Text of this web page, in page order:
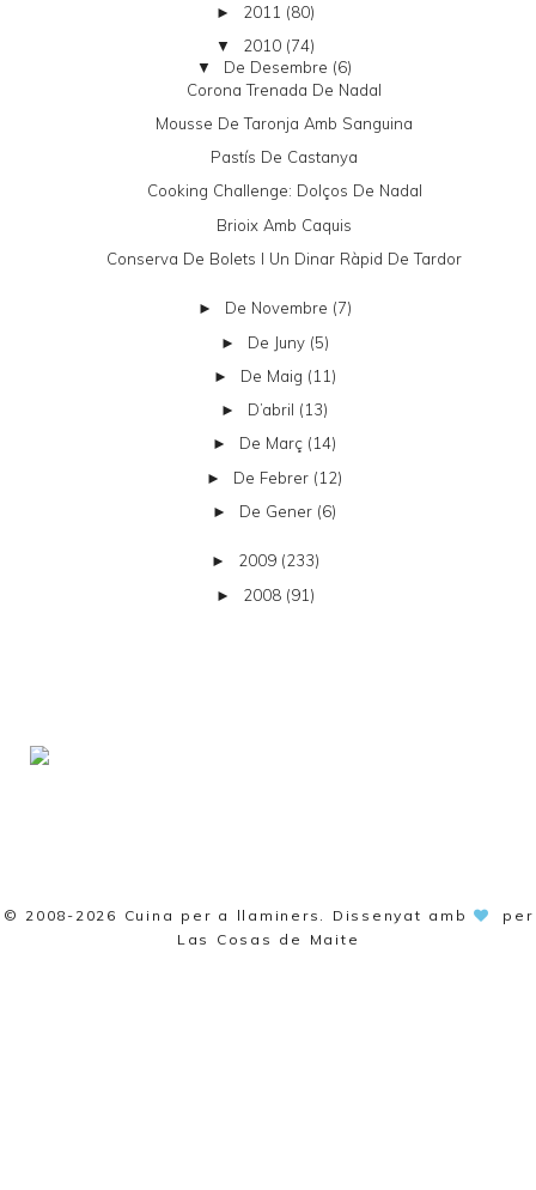
► 2011 (80)
▼ 2010 (74)
▼ De Desembre (6)
Corona Trenada De Nadal
Mousse De Taronja Amb Sanguina
Pastís De Castanya
Cooking Challenge: Dolços De Nadal
Brioix Amb Caquis
Conserva De Bolets I Un Dinar Ràpid De Tardor
► De Novembre (7)
► De Juny (5)
► De Maig (11)
► D’abril (13)
► De Març (14)
► De Febrer (12)
► De Gener (6)
► 2009 (233)
► 2008 (91)
© 2008-2026 Cuina per a llaminers . Dissenyat amb
per
Las Cosas de Maite